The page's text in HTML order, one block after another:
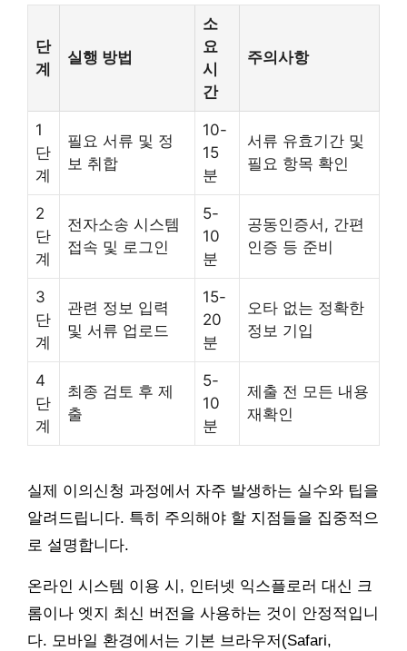
단
계
실행 방법
소
요
시
간
주의사항
1
단
계
필요 서류 및 정
보 취합
10-
15
분
서류 유효기간 및
필요 항목 확인
2
단
계
전자소송 시스템
접속 및 로그인
5-
10
분
공동인증서, 간편
인증 등 준비
3
단
계
관련 정보 입력
및 서류 업로드
15-
20
분
오타 없는 정확한
정보 기입
4
단
계
최종 검토 후 제
출
5-
10
분
제출 전 모든 내용
재확인
실제 이의신청 과정에서 자주 발생하는 실수와 팁을
알려드립니다. 특히 주의해야 할 지점들을 집중적으
로 설명합니다.
온라인 시스템 이용 시, 인터넷 익스플로러 대신 크
롬이나 엣지 최신 버전을 사용하는 것이 안정적입니
다. 모바일 환경에서는 기본 브라우저(Safari,